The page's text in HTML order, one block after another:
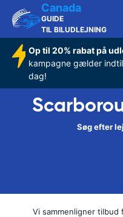
Canada
GUIDE
TIL BILUDLEJNING
Op til 20% rabat på
kampagne gælder
dag!
Søg efter
Vi sammenligner